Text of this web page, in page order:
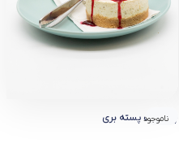
چیز کیک پسته بری
ناموجود